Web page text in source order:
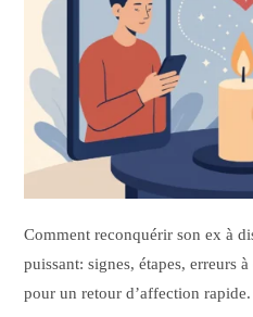
Comment reconquérir son ex à
puissant: signes, étapes, erreurs
pour un retour d’affection rapide.